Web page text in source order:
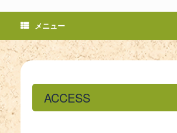
メニュー
ACCESS